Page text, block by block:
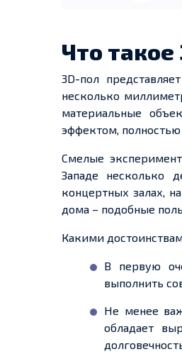
Что такое
3D-пол
несколько
материальные
эффектом,
Смелые
Западе несколько
концертных залах, на
дома – подобные
Какими
В первую
выполнить
Не менее
обладает